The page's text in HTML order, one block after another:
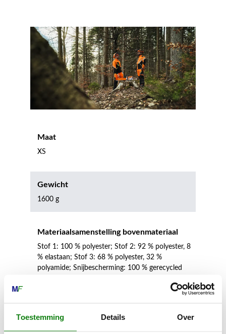
Toestemming Details Over
Maat
XS
Gewicht
1600 g
Materiaalsamenstelling bovenmateriaal
Stof 1: 100 % polyester; Stof 2: 92 % polyester, 8
% elastaan; Stof 3: 68 % polyester, 32 %
polyamide; Snijbescherming: 100 % gerecycled